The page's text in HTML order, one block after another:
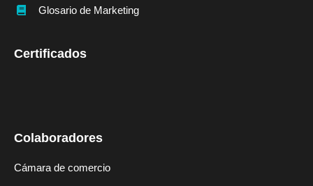
Glosario de Marketing
Certificados
Colaboradores
Cámara de comercio